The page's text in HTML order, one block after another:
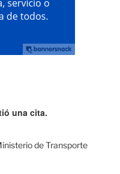
una cita.
de Transporte